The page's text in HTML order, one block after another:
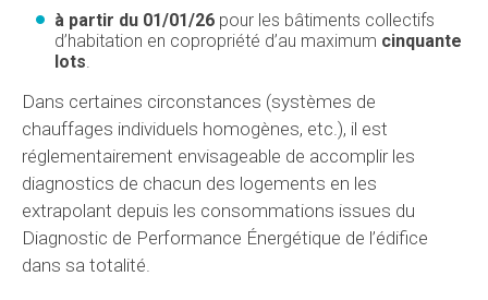
à partir du 01/01/26 pour les bâtiments collectifs
d’habitation en copropriété d’au maximum cinquante
lots.
Dans certaines circonstances (systèmes de
chauffages individuels homogènes, etc.), il est
réglementairement envisageable de accomplir les
diagnostics de chacun des logements en les
extrapolant depuis les consommations issues du
Diagnostic de Performance Énergétique de l’édifice
dans sa totalité.